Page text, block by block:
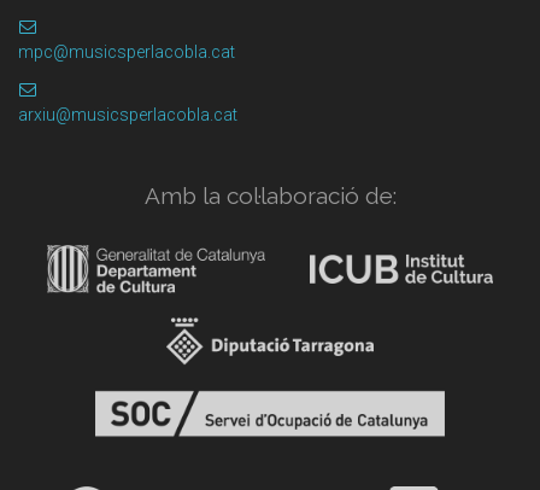
mpc@musicsperlacobla.cat
arxiu@musicsperlacobla.cat
Amb la col·laboració de: